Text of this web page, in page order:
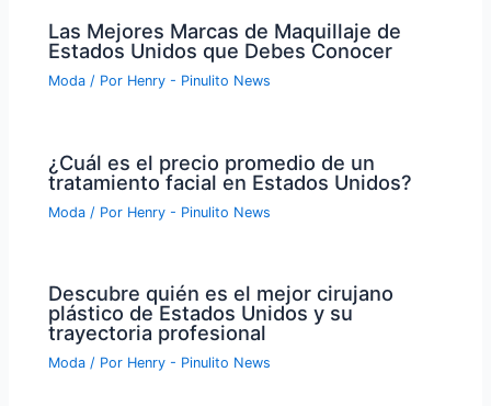
Las Mejores Marcas de Maquillaje de
Estados Unidos que Debes Conocer
Moda / Por Henry - Pinulito News
¿Cuál es el precio promedio de un
tratamiento facial en Estados Unidos?
Moda / Por Henry - Pinulito News
Descubre quién es el mejor cirujano
plástico de Estados Unidos y su
trayectoria profesional
Moda / Por Henry - Pinulito News